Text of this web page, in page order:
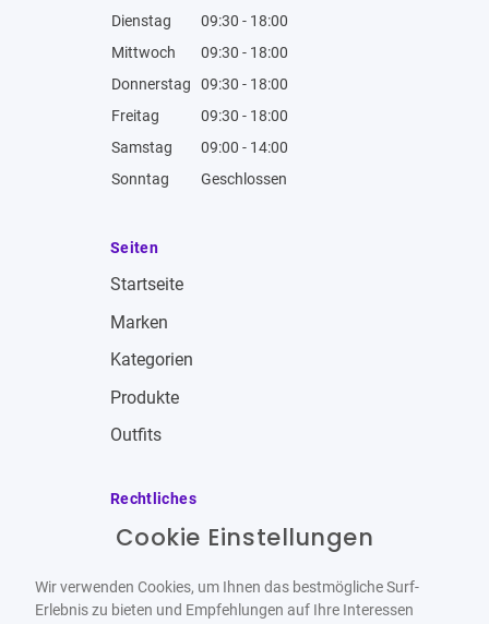
Dienstag
09:30 - 18:00
Mittwoch
09:30 - 18:00
Donnerstag
09:30 - 18:00
Freitag
09:30 - 18:00
Samstag
09:00 - 14:00
Sonntag
Geschlossen
Seiten
Startseite
Marken
Kategorien
Produkte
Outfits
Rechtliches
Impressum
Datenschutzbestimmungen
Cookie Einstellungen
Wir verwenden Cookies, um Ihnen das bestmögliche Surf-
Erlebnis zu bieten und Empfehlungen auf Ihre Interessen